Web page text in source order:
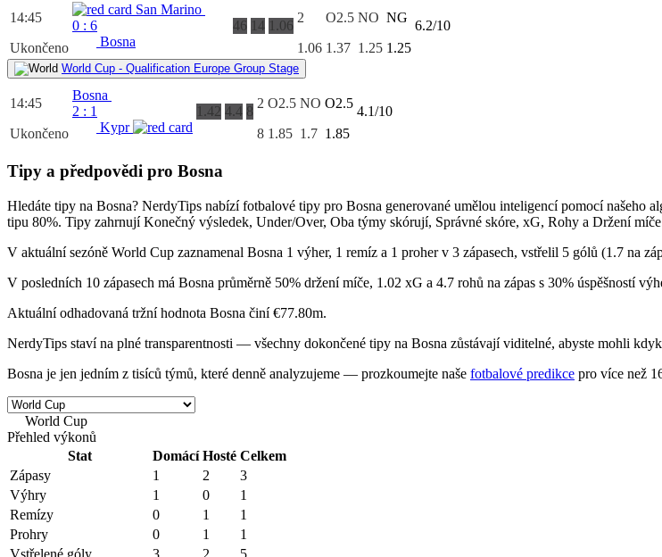
14:45
Ukončeno
San Marino
0 : 6
Bosna
46 14 1.06
2
1.06
O2.5
1.37
NO
1.25
NG
1.25
6.2/10
World Cup - Qualification Europe Group Stage
14:45
Ukončeno
Bosna
2 : 1
Kypr
1.42 4.4 8
2
8
O2.5
1.85
NO
1.7
O2.5
1.85
4.1/10
Tipy a předpovědi pro Bosna
Hledáte tipy na Bosna? NerdyTips nabízí fotbalové tipy pro Bosna generované umělou inteligencí pomocí našeho
tipu 80%. Tipy zahrnujíKonečný výsledek, Under/Over, Oba týmy skórují, Správné skóre, xG, Rohy a Držení míče
V aktuální sezóně World Cup zaznamenal Bosna 1 výher, 1 remíz a 1 proherv 3 zápasech, vstřelil 5 gólů (1.7 na
V posledních 10 zápasech má Bosna průměrně 50% držení míče, 1.02 xG a 4.7 rohů na zápas s 30% úspěšností
Aktuální odhadovaná tržní hodnota Bosna činí€77.80m.
NerdyTips staví na plné transparentnosti — všechny dokončené tipy na Bosna zůstávají viditelné, abyste mohli
Bosna je jen jedním z tisíců týmů, které denně analyzujeme — prozkoumejte naše fotbalové predikce pro více než
World Cup
Přehled výkonů
Stat
Domácí Hosté Celkem
Zápasy
1 2
3
Výhry
1 0
1
Remízy
0 1
1
Prohry
0 1
1
Vstřelené góly
3 2 5